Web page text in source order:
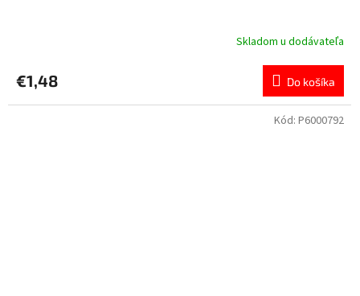
Skladom u dodávateľa
€1,48 Do košíka
Kód: P6000792